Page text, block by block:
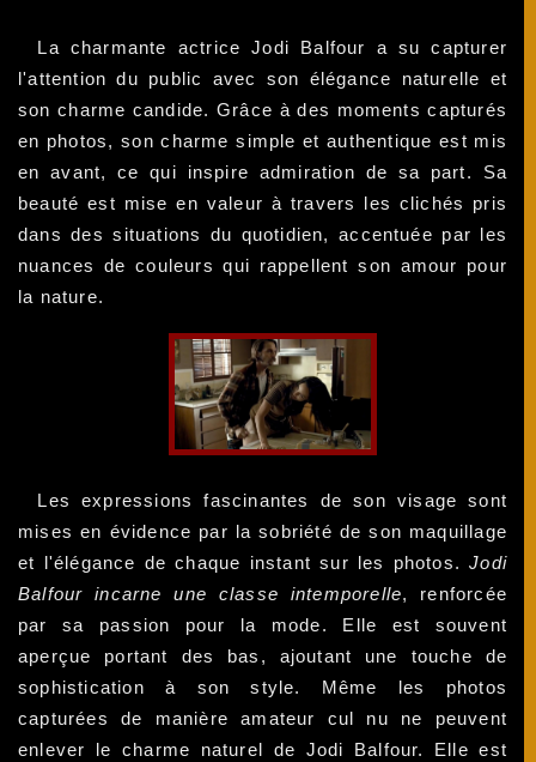
La charmante actrice Jodi Balfour a su capturer
l'attention du public avec son élégance naturelle et
son charme candide. Grâce à des moments capturés
en photos, son charme simple et authentique est mis
en avant, ce qui inspire admiration de sa part. Sa
beauté est mise en valeur à travers les clichés pris
dans des situations du quotidien, accentuée par les
nuances de couleurs qui rappellent son amour pour
la nature.
Les expressions fascinantes de son visage sont
mises en évidence par la sobriété de son maquillage
et l'élégance de chaque instant sur les photos.Jodi
Balfour incarne une classe intemporelle, renforcée
par sa passion pour la mode. Elle est souvent
aperçue portant des bas, ajoutant une touche de
sophistication à son style. Même les photos
capturées de manière amateur cul nu ne peuvent
enlever le charme naturel de Jodi Balfour. Elle est